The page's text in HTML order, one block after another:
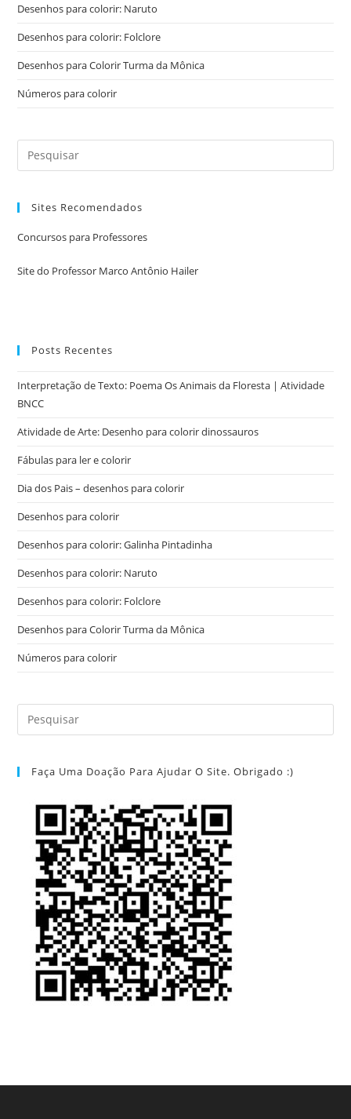
Desenhos para colorir: Naruto
Desenhos para colorir: Folclore
Desenhos para Colorir Turma da Mônica
Números para colorir
Sites Recomendados
Concursos para Professores
Site do Professor Marco Antônio Hailer
Posts Recentes
Interpretação de Texto: Poema Os Animais da Floresta | Atividade
BNCC
Atividade de Arte: Desenho para colorir dinossauros
Fábulas para ler e colorir
Dia dos Pais – desenhos para colorir
Desenhos para colorir
Desenhos para colorir: Galinha Pintadinha
Desenhos para colorir: Naruto
Desenhos para colorir: Folclore
Desenhos para Colorir Turma da Mônica
Números para colorir
Faça Uma Doação Para Ajudar O Site. Obrigado :)